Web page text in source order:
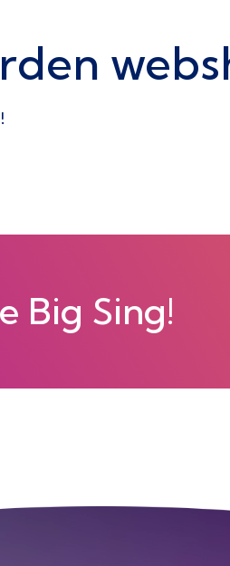
Big Sing!